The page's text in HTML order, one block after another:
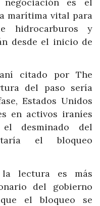
marítima vital para
hidrocarburos y
desde el inicio de
citado por The
del paso sería
Estados Unidos
en activos iraníes
el desminado del
el bloqueo
la lectura es más
del gobierno
que el bloqueo se